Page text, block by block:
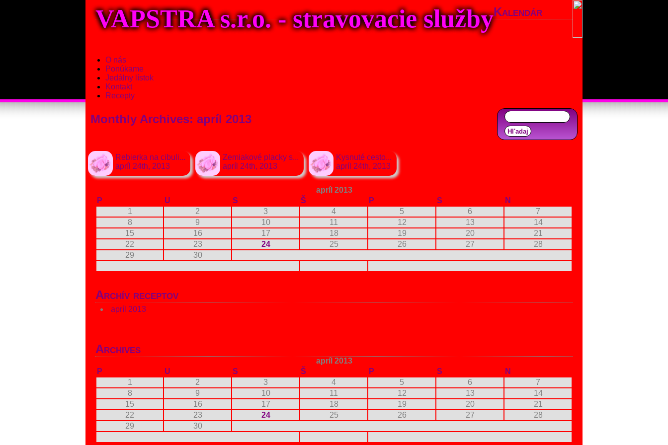
VAPSTRA s.r.o. - stravovacie služby
O nás
Ponúkame
Jedálny lístok
Kontakt
Recepty
Monthly Archives: apríl 2013
Rebierka na cibuli...
apríl 24th, 2013
Zemiakové placky s...
apríl 24th, 2013
Kysnuté cesto...
apríl 24th, 2013
Kalendár
apríl 2013
P
U S Š P S
N
1
2 3 4 5 6
7
8
9 10 11 12 13
14
15
16 17 18 19 20
21
22
23 24 25 26 27
28
29
30
Archív receptov
apríl 2013
Archives
apríl 2013
P
U S Š P S
N
1
2 3 4 5 6
7
8
9 10 11 12 13
14
15
16 17 18 19 20
21
22
23 24 25 26 27
28
29
30